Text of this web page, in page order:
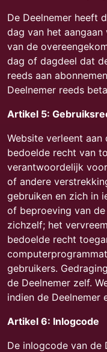
De Deelnemer heeft
dag van het
van de
dag of dagdeel dat
reeds aan
Deelnemer reeds
Artikel 5:
Website verleent
bedoelde recht van
verantwoordelijk
of andere
gebruiken en zich in
of beproeving van
zichzelf; het
bedoelde recht
gebruikers.
de Deelnemer zelf.
indien de Deelnemer
Artikel 6: Inlogcode
De inlogcode van de